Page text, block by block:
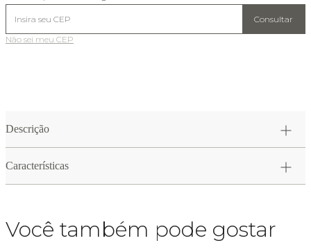
Consultar
Não sei meu CEP
Descrição
Características
Você também pode gostar